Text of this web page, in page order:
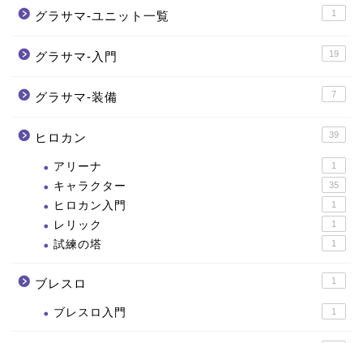
グラサマ-ユニット一覧 1
グラサマ-入門 19
グラサマ-装備 7
ヒロカン 39
アリーナ 1
キャラクター 35
ヒロカン入門 1
レリック 1
試練の塔 1
ブレスロ 1
ブレスロ入門 1